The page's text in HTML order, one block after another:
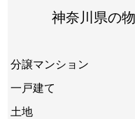
神奈川県の
分譲マンション
一戸建て
土地